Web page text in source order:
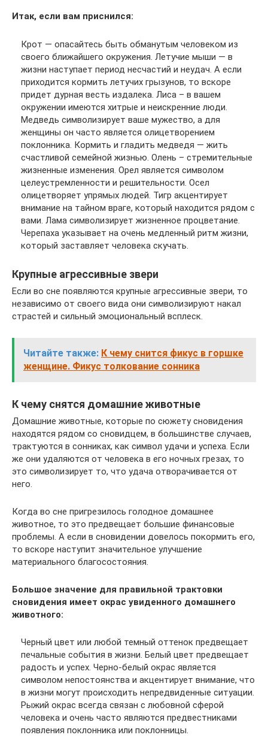
Итак, если вам приснился:
Крот — опасайтесь быть обманутым человеком из
своего ближайшего окружения. Летучие мыши — в
жизни наступает период несчастий и неудач. А если
приходится кормить летучих грызунов, то вскоре
придет дурная весть издалека. Лиса – в вашем
окружении имеются хитрые и неискренние люди.
Медведь символизирует ваше мужество, а для
женщины он часто является олицетворением
поклонника. Кормить и гладить медведя — жить
счастливой семейной жизнью. Олень – стремительные
жизненные изменения. Орел является символом
целеустремленности и решительности. Осел
олицетворяет упрямых людей. Тигр акцентирует
внимание на тайном враге, который находится рядом с
вами. Лама символизирует жизненное процветание.
Черепаха указывает на очень медленный ритм жизни,
который заставляет человека скучать.
Крупные агрессивные звери
Если во сне появляются крупные агрессивные звери, то
независимо от своего вида они символизируют накал
страстей и сильный эмоциональный всплеск.
Читайте также: К чему снится фикус в горшке
женщине. Фикус толкование сонника
К чему снятся домашние животные
Домашние животные, которые по сюжету сновидения
находятся рядом со сновидцем, в большинстве случаев,
трактуются в сонниках, как символ удачи и успеха. Если
же они удаляются от человека в его ночных грезах, то
это символизирует то, что удача отворачивается от
него.
Когда во сне пригрезилось голодное домашнее
животное, то это предвещает большие финансовые
проблемы. А если в сновидении довелось покормить его,
то вскоре наступит значительное улучшение
материального благосостояния.
Большое значение для правильной трактовки
сновидения имеет окрас увиденного домашнего
животного:
Черный цвет или любой темный оттенок предвещает
печальные события в жизни. Белый цвет предвещает
радость и успех. Черно-белый окрас является
символом непостоянства и акцентирует внимание, что
в жизни могут происходить непредвиденные ситуации.
Рыжий окрас всегда связан с любовной сферой
человека и очень часто являются предвестниками
появления поклонника или поклонницы.